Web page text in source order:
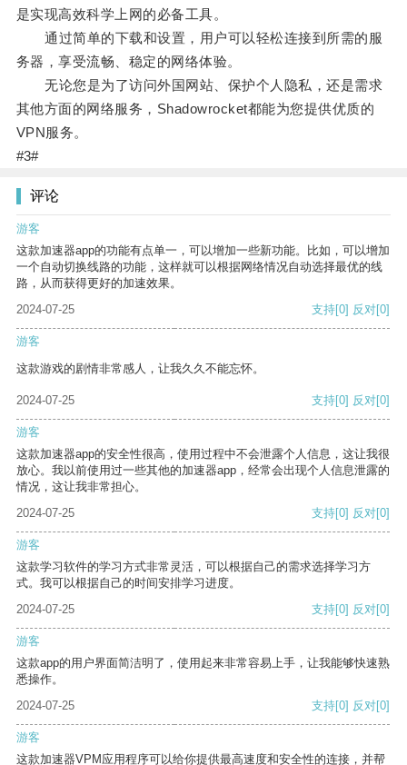
是实现高效科学上网的必备工具。
通过简单的下载和设置，用户可以轻松连接到所需的服
务器，享受流畅、稳定的网络体验。
无论您是为了访问外国网站、保护个人隐私，还是需求
其他方面的网络服务，Shadowrocket都能为您提供优质的
VPN服务。
#3#
评论
游客
这款加速器app的功能有点单一，可以增加一些新功能。比如，可以增加
一个自动切换线路的功能，这样就可以根据网络情况自动选择最优的线
路，从而获得更好的加速效果。
2024-07-25
支持[0] 反对[0]
游客
这款游戏的剧情非常感人，让我久久不能忘怀。
2024-07-25 支持[0] 反对[0]
游客
这款加速器app的安全性很高，使用过程中不会泄露个人信息，这让我很
放心。我以前使用过一些其他的加速器app，经常会出现个人信息泄露的
情况，这让我非常担心。
2024-07-25
支持[0] 反对[0]
游客
这款学习软件的学习方式非常灵活，可以根据自己的需求选择学习方
式。我可以根据自己的时间安排学习进度。
2024-07-25
支持[0] 反对[0]
游客
这款app的用户界面简洁明了，使用起来非常容易上手，让我能够快速熟
悉操作。
2024-07-25
支持[0] 反对[0]
游客
这款加速器VPM应用程序可以给你提供最高速度和安全性的连接，并帮